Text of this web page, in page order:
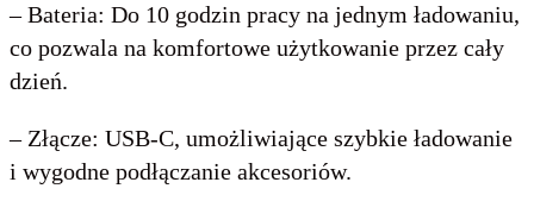
– Bateria: Do 10 godzin pracy na jednym ładowaniu,
co pozwala na komfortowe użytkowanie przez cały
dzień.
– Złącze: USB-C, umożliwiające szybkie ładowanie
i wygodne podłączanie akcesoriów.